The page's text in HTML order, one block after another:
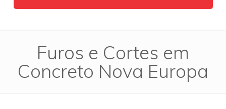
Furos e Cortes em
Concreto Nova Europa